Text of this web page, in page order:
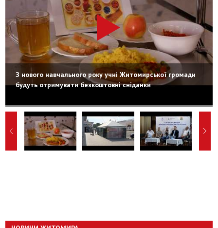
З нового навчального року учні Житомирської громади
будуть отримувати безкоштовні сніданки